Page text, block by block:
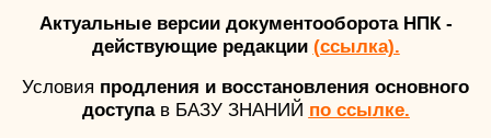
Актуальные версии документооборота НПК -
действующие редакции (ссылка).
Условия продления и восстановления основного
доступав БАЗУ ЗНАНИЙ по ссылке.